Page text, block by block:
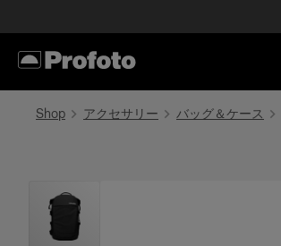
Shop アクセサリー バッグ＆ケース